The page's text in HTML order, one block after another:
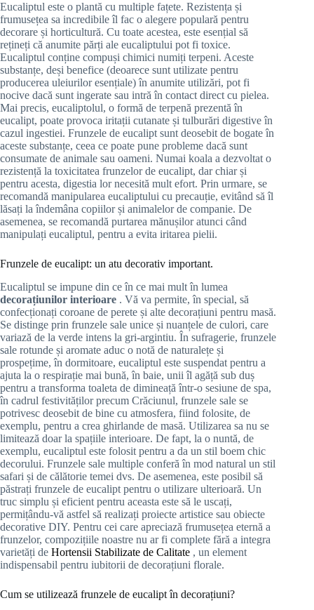
Eucaliptul este o plantă cu multiple fațete. Rezistența și
frumusețea sa incredibile îl fac o alegere populară pentru
decorare și horticultură. Cu toate acestea, este esențial să
rețineți că anumite părți ale eucaliptului pot fi toxice.
Eucaliptul conține compuși chimici numiți terpeni. Aceste
substanțe, deși benefice (deoarece sunt utilizate pentru
producerea uleiurilor esențiale) în anumite utilizări, pot fi
nocive dacă sunt ingerate sau intră în contact direct cu pielea.
Mai precis, eucaliptolul, o formă de terpenă prezentă în
eucalipt, poate provoca iritații cutanate și tulburări digestive în
cazul ingestiei. Frunzele de eucalipt sunt deosebit de bogate în
aceste substanțe, ceea ce poate pune probleme dacă sunt
consumate de animale sau oameni. Numai koala a dezvoltat o
rezistență la toxicitatea frunzelor de eucalipt, dar chiar și
pentru acesta, digestia lor necesită mult efort. Prin urmare, se
recomandă manipularea eucaliptului cu precauție, evitând să îl
lăsați la îndemâna copiilor și animalelor de companie. De
asemenea, se recomandă purtarea mănușilor atunci când
manipulați eucaliptul, pentru a evita iritarea pielii.
Frunzele de eucalipt: un atu decorativ important.
Eucaliptul se impune din ce în ce mai mult în lumea
decorațiunilor interioare . Vă va permite, în special, să
confecționați coroane de perete și alte decorațiuni pentru masă.
Se distinge prin frunzele sale unice și nuanțele de culori, care
variază de la verde intens la gri-argintiu. În sufragerie, frunzele
sale rotunde și aromate aduc o notă de naturalețe și
prospețime, în dormitoare, eucaliptul este suspendat pentru a
ajuta la o respirație mai bună, în baie, unii îl agăță sub duș
pentru a transforma toaleta de dimineață într-o sesiune de spa,
în cadrul festivităților precum Crăciunul, frunzele sale se
potrivesc deosebit de bine cu atmosfera, fiind folosite, de
exemplu, pentru a crea ghirlande de masă. Utilizarea sa nu se
limitează doar la spațiile interioare. De fapt, la o nuntă, de
exemplu, eucaliptul este folosit pentru a da un stil boem chic
decorului. Frunzele sale multiple conferă în mod natural un stil
safari și de călătorie temei dvs. De asemenea, este posibil să
păstrați frunzele de eucalipt pentru o utilizare ulterioară. Un
truc simplu și eficient pentru aceasta este să le uscați,
permițându-vă astfel să realizați proiecte artistice sau obiecte
decorative DIY. Pentru cei care apreciază frumusețea eternă a
frunzelor, compozițiile noastre nu ar fi complete fără a integra
varietăți de Hortensii Stabilizate de Calitate , un element
indispensabil pentru iubitorii de decorațiuni florale.
Cum se utilizează frunzele de eucalipt în decorațiuni?